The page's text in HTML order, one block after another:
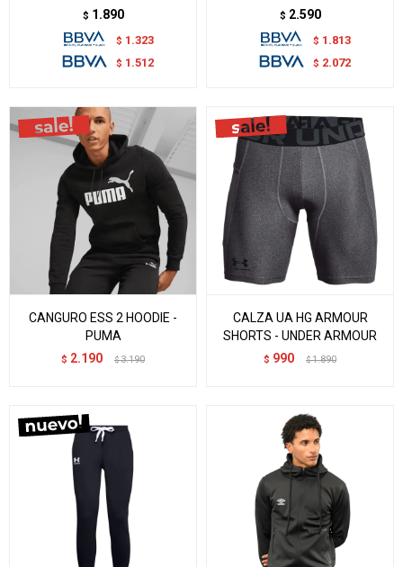
$ 1.890
$ 1.323
$ 1.512
$ 2.590
$ 1.813
$ 2.072
CANGURO ESS 2 HOODIE -
PUMA
$ 2.190 $ 3.190
CALZA UA HG ARMOUR
SHORTS - UNDER ARMOUR
$ 990 $ 1.890